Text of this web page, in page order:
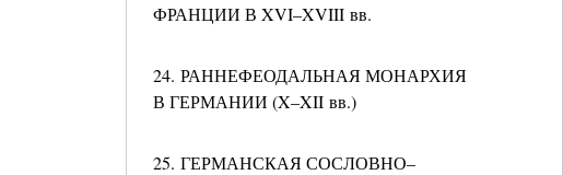
ФРАНЦИИ В XVI–XVIII вв.
24. РАННЕФЕОДАЛЬНАЯ МОНАРХИЯ
В ГЕРМАНИИ (X–XII вв.)
25. ГЕРМАНСКАЯ СОСЛОВНО–